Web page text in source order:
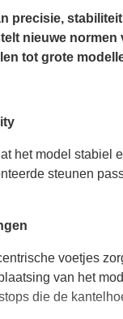
precisie,
nieuwe
tot grote
het model stabiel
steunen
voetjes
van het
die de